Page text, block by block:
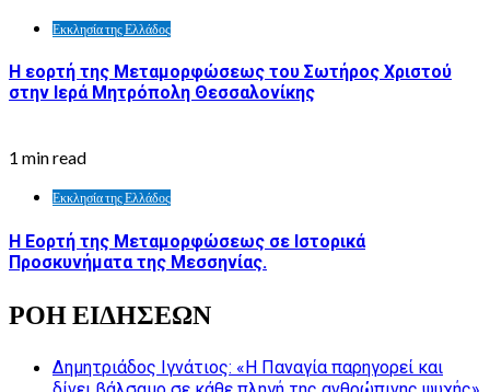
Εκκλησία της Ελλάδος
Η εορτή της Μεταμορφώσεως του Σωτήρος Χριστού
στην Ιερά Μητρόπολη Θεσσαλονίκης
1 min read
Εκκλησία της Ελλάδος
Η Εορτή της Μεταμορφώσεως σε Ιστορικά
Προσκυνήματα της Μεσσηνίας.
ΡΟΗ ΕΙΔΗΣΕΩΝ
Δημητριάδος Ιγνάτιος: «Η Παναγία παρηγορεί και